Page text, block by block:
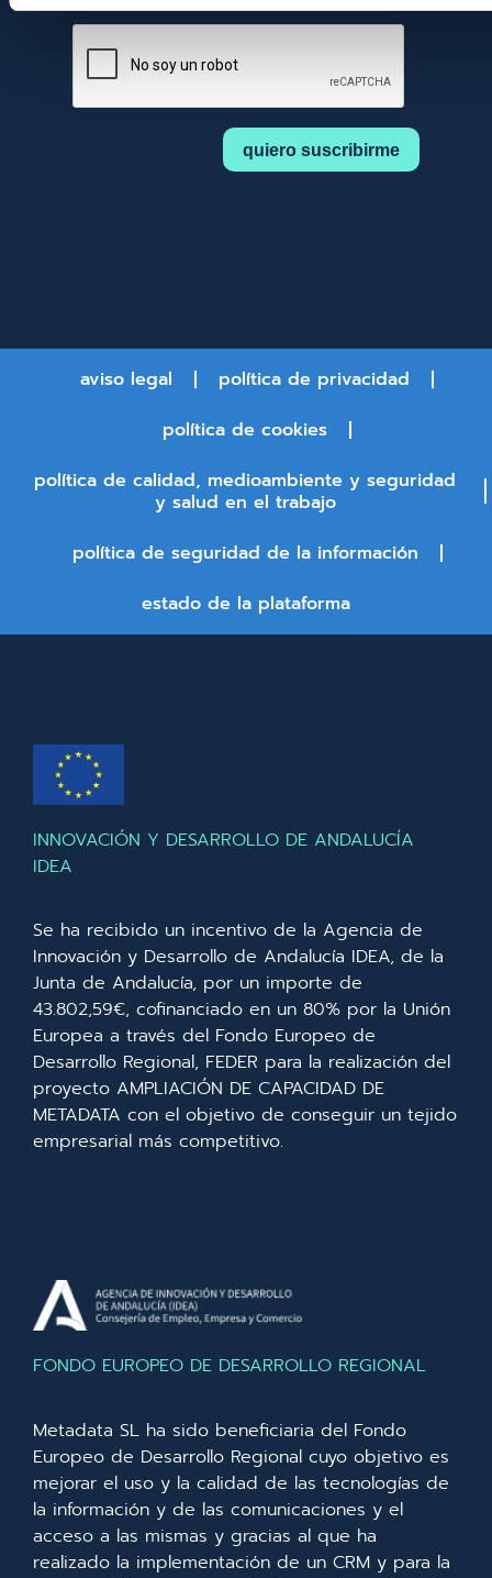
aviso legal
política de privacidad
política de cookies
política de calidad, medioambiente y seguridad
y salud en el trabajo
política de seguridad de la información
estado de la plataforma
INNOVACIÓN Y DESARROLLO DE ANDALUCÍA
IDEA
Se ha recibido un incentivo de la Agencia de
Innovación y Desarrollo de Andalucía IDEA, de la
Junta de Andalucía, por un importe de
43.802,59€, cofinanciado en un 80% por la Unión
Europea a través del Fondo Europeo de
Desarrollo Regional, FEDER para la realización del
proyecto AMPLIACIÓN DE CAPACIDAD DE
METADATA con el objetivo de conseguir un tejido
empresarial más competitivo.
FONDO EUROPEO DE DESARROLLO REGIONAL
Metadata SL ha sido beneficiaria del Fondo
Europeo de Desarrollo Regional cuyo objetivo es
mejorar el uso y la calidad de las tecnologías de
la información y de las comunicaciones y el
acceso a las mismas y gracias al que ha
realizado la implementación de un CRM y para la